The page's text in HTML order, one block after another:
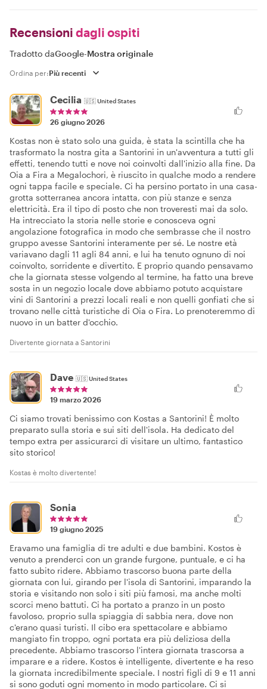
Recensioni dagli ospiti
Tradotto daGoogle-Mostra originale
Ordina per:
Cecilia 🇺🇸United States
26 giugno 2026
Kostas non è stato solo una guida, è stata la scintilla che ha
trasformato la nostra gita a Santorini in un'avventura a tutti gli
effetti, tenendo tutti e nove noi coinvolti dall'inizio alla fine. Da
Oia a Fira a Megalochori, è riuscito in qualche modo a rendere
ogni tappa facile e speciale. Ci ha persino portato in una casa-
grotta sotterranea ancora intatta, con più stanze e senza
elettricità. Era il tipo di posto che non troveresti mai da solo.
Ha intrecciato la storia nelle storie e conosceva ogni
angolazione fotografica in modo che sembrasse che il nostro
gruppo avesse Santorini interamente per sé. Le nostre età
variavano dagli 11 agli 84 anni, e lui ha tenuto ognuno di noi
coinvolto, sorridente e divertito. E proprio quando pensavamo
che la giornata stesse volgendo al termine, ha fatto una breve
sosta in un negozio locale dove abbiamo potuto acquistare
vini di Santorini a prezzi locali reali e non quelli gonfiati che si
trovano nelle città turistiche di Oia o Fira. Lo prenoteremmo di
nuovo in un batter d'occhio.
Divertente giornata a Santorini
Dave 🇺🇸United States
19 marzo 2026
Ci siamo trovati benissimo con Kostas a Santorini! È molto
preparato sulla storia e sui siti dell'isola. Ha dedicato del
tempo extra per assicurarci di visitare un ultimo, fantastico
sito storico!
Kostas è molto divertente!
Sonia
19 giugno 2025
Eravamo una famiglia di tre adulti e due bambini. Kostos è
venuto a prenderci con un grande furgone, puntuale, e ci ha
fatto subito ridere. Abbiamo trascorso buona parte della
giornata con lui, girando per l'isola di Santorini, imparando la
storia e visitando non solo i siti più famosi, ma anche molti
scorci meno battuti. Ci ha portato a pranzo in un posto
favoloso, proprio sulla spiaggia di sabbia nera, dove non
c'erano quasi turisti. Il cibo era spettacolare e abbiamo
mangiato fin troppo, ogni portata era più deliziosa della
precedente. Abbiamo trascorso l'intera giornata trascorsa a
imparare e a ridere. Kostos è intelligente, divertente e ha reso
la giornata incredibilmente speciale. I nostri figli di 9 e 11 anni
si sono goduti ogni momento in modo particolare. Ci si